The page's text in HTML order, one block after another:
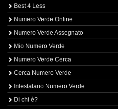
Best 4 Less
Numero Verde Online
Numero Verde Assegnato
Mio Numero Verde
Numero Verde Cerca
Cerca Numero Verde
Intestatario Numero Verde
Di chi è?